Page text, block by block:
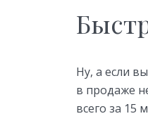
Ну, а если
в продаже
всего за 15